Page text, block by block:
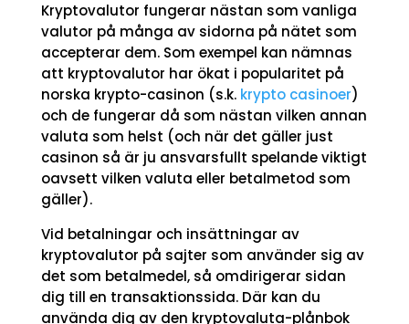
Kryptovalutor fungerar nästan som vanliga
valutor på många av sidorna på nätet som
accepterar dem. Som exempel kan nämnas
att kryptovalutor har ökat i popularitet på
norska krypto-casinon (s.k. krypto casinoer)
och de fungerar då som nästan vilken annan
valuta som helst (och när det gäller just
casinon så är ju ansvarsfullt spelande viktigt
oavsett vilken valuta eller betalmetod som
gäller).
Vid betalningar och insättningar av
kryptovalutor på sajter som använder sig av
det som betalmedel, så omdirigerar sidan
dig till en transaktionssida. Där kan du
använda dig av den kryptovaluta-plånbok